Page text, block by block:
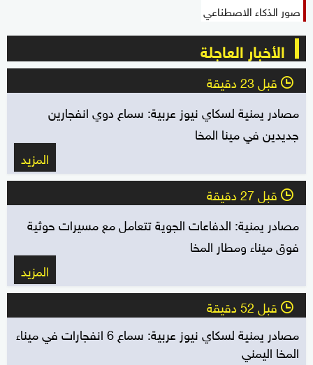
صور الذكاء الاصطناعي
الأخبار العاجلة
l قبل 23 دقيقة
مصادر يمنية لسكاي نيوز عربية: سماع دوي انفجارين
جديدين في مينا المخا
المزيد
l قبل 27 دقيقة
مصادر يمنية: الدفاعات الجوية تتعامل مع مسيرات حوثية
فوق ميناء ومطار المخا
المزيد
l قبل 52 دقيقة
مصادر يمنية لسكاي نيوز عربية: سماع 6 انفجارات في ميناء
المخا اليمني